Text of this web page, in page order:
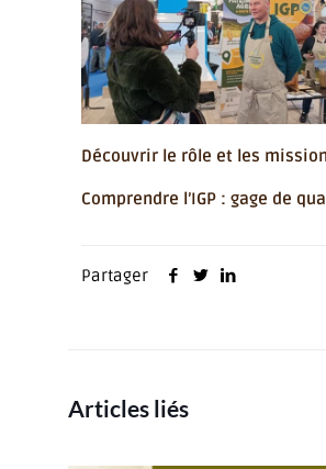
Découvrir le rôle et les
Comprendre l’IGP : gage de
Partager
Articles liés